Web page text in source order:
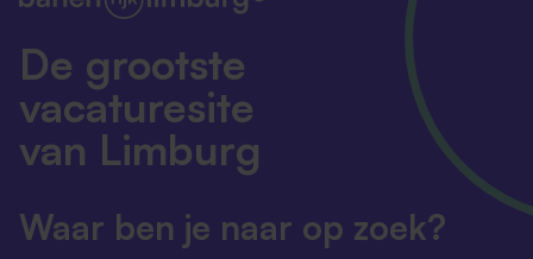
De grootste
vacaturesite
van Limburg
Waar ben je naar op zoek?